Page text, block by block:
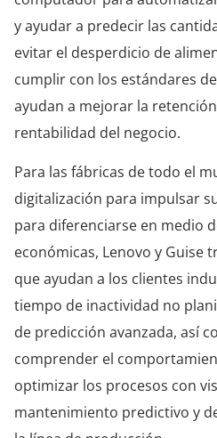
y ayudar a predecir las
evitar el desperdicio de
cumplir con los estándares
ayudan a mejorar la
rentabilidad del negocio.
Para las fábricas de todo el
digitalización para impulsar
para diferenciarse en medio
económicas, Lenovo y Guise
que ayudan a los clientes
tiempo de inactividad no
de predicción avanzada, así
comprender el
optimizar los procesos con
mantenimiento predictivo y